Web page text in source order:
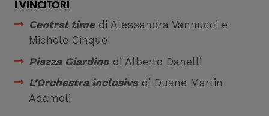
I VINCITORI
Central time di Alessandra Vannucci e
Michele Cinque
Piazza Giardino di Alberto Danelli
L’Orchestra inclusivadi Duane Martin
Adamoli